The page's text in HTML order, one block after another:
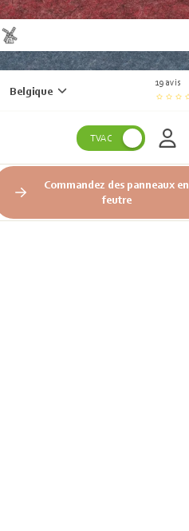
Belgique
19 avis
TVAC
Commandez des panneaux en
feutre